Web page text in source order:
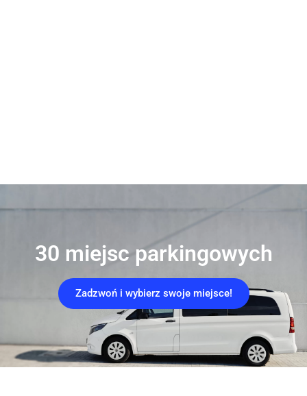
30 miejsc parkingowych
Zadzwoń i wybierz swoje miejsce!